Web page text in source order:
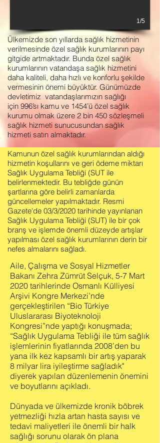
1/5
Ülkemizde son yıllarda sağlık hizmetinin
verilmesinde özel sağlık kurumlarının payı
gitgide artmaktadır. Bunda özel sağlık
kurumlarının vatandaşa sağlık hizmetini
daha kaliteli, daha hızlı ve konforlu şekilde
vermesinin önemi büyüktür. Günümüzde
devletimiz vatandaşlarımızın sağlığı
için 996’sı kamu ve 1454’ü özel sağlık
kurumu olmak üzere 2 bin 450 sözleşmeli
sağlık hizmeti sunucusundan sağlık
hizmeti satın almaktadır.
Kamunun özel sağlık kurumlarından aldığı
hizmetin koşullarını ve geri ödeme miktarı
Sağlık Uygulama Tebliği (SUT ile
belirlenmektedir. Bu tebliğde günün
şartlarına göre belirli zamanlarda
güncellemeler yapılmaktadır. Resmi
Gazete'de 03/3/2020 tarihinde yayınlanan
Sağlık Uygulama Tebliği (SUT) ile bir çok
branş ve işlemde önemli düzeyde artışlar
yapılması özel sağlık kurumlarının derin bir
nefes almalarını sağladı.
Aile, Çalışma ve Sosyal Hizmetler
Bakanı Zehra Zümrüt Selçuk, 5-7 Mart
2020 tarihlerinde Osmanlı Külliyesi
Arşivi Kongre Merkezi’nde
gerçekleştirilen “Bio Türkiye
Uluslararası Biyoteknoloji
Kongresi”nde yaptığı konuşmada;
“Sağlık Uygulama Tebliği ile tüm sağlık
işlemlerinin fiyatlarında 2008’den bu
yana ilk kez kapsamlı bir artış yaparak
8 milyar lira iyileştirme sağladık"
diyerek yapılan düzenlemenin önemini
ve boyutlarını açıkladı.
Dünyada ve ülkemizde kronik böbrek
yetmezliği hızla artan hasta sayısı ve
tedavi maliyetleri ile önemli bir halk
sağlığı sorunu olarak ön plana